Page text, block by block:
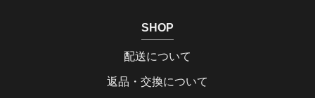
SHOP
配送について
返品・交換について